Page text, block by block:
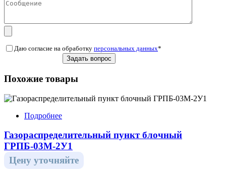
Даю согласие на обработку персональных данных*
Похожие товары
Подробнее
Газораспределительный пункт блочный
ГРПБ-03М-2У1
Цену уточняйте